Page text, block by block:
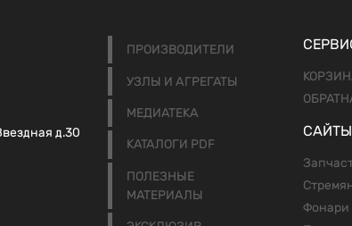
д.30
ПРОИЗВОДИТЕЛИ
УЗЛЫ И АГРЕГАТЫ
МЕДИАТЕКА
КАТАЛОГИ PDF
ПОЛЕЗНЫЕ
МАТЕРИАЛЫ
Фонари